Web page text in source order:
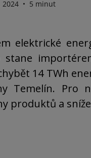
2024 • 5 minut
elektrické
stane
14 TWh
Temelín. Pro
produktů a